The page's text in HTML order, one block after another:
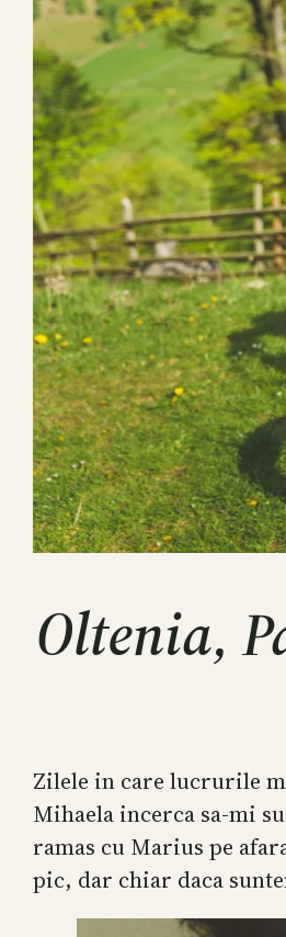
Oltenia,
Zilele in care lucrurile
Mihaela incerca sa-mi
ramas cu Marius pe
pic, dar chiar daca